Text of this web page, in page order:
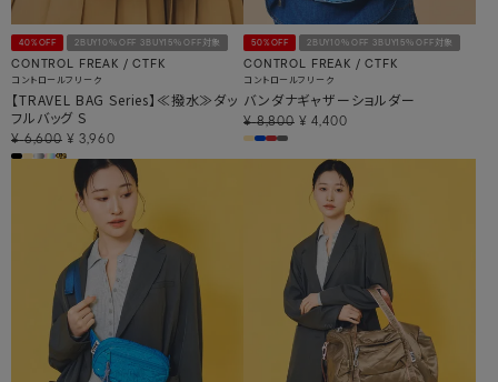
40%OFF 2BUY10％OFF 3BUY15％OFF対象
CONTROL FREAK / CTFK
コントロールフリーク
【TRAVEL BAG Series】≪撥水≫ダッ
フルバッグ S
¥ 6,600 ¥ 3,960
50%OFF 2BUY10％OFF 3BUY15％OFF対象
CONTROL FREAK / CTFK
コントロールフリーク
バンダナギャザーショルダー
¥ 8,800 ¥ 4,400